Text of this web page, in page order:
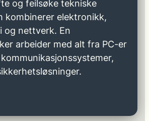
og feilsøke tekniske
kombinerer elektronikk,
og nettverk. En
arbeider med alt fra PC-er